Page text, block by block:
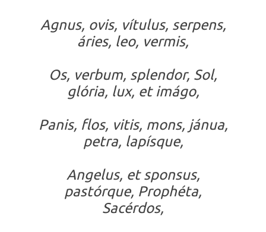
Agnus, ovis, vítulus, serpens,
áries, leo, vermis,
Os, verbum, splendor, Sol,
glória, lux, et imágo,
Panis, flos, vitis, mons, jánua,
petra, lapísque,
Angelus, et sponsus,
pastórque, Prophéta,
Sacérdos,